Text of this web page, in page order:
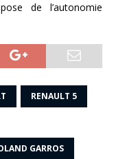
de l’autonomie
RENAULT 5
GARROS